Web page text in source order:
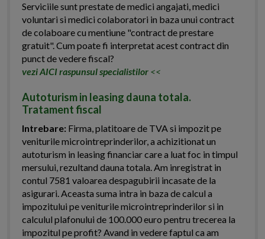
Serviciile sunt prestate de medici angajati, medici
voluntari si medici colaboratori in baza unui contract
de colaboare cu mentiune "contract de prestare
gratuit". Cum poate fi interpretat acest contract din
punct de vedere fiscal?
vezi AICI raspunsul specialistilor <<
Autoturism in leasing dauna totala.
Tratament fiscal
Intrebare: Firma, platitoare de TVA si impozit pe
veniturile microintreprinderilor, a achizitionat un
autoturism in leasing financiar care a luat foc in timpul
mersului, rezultand dauna totala. Am inregistrat in
contul 7581 valoarea despagubirii incasate de la
asigurari. Aceasta suma intra in baza de calcul a
impozitului pe veniturile microintreprinderilor si in
calculul plafonului de 100.000 euro pentru trecerea la
impozitul pe profit? Avand in vedere faptul ca am